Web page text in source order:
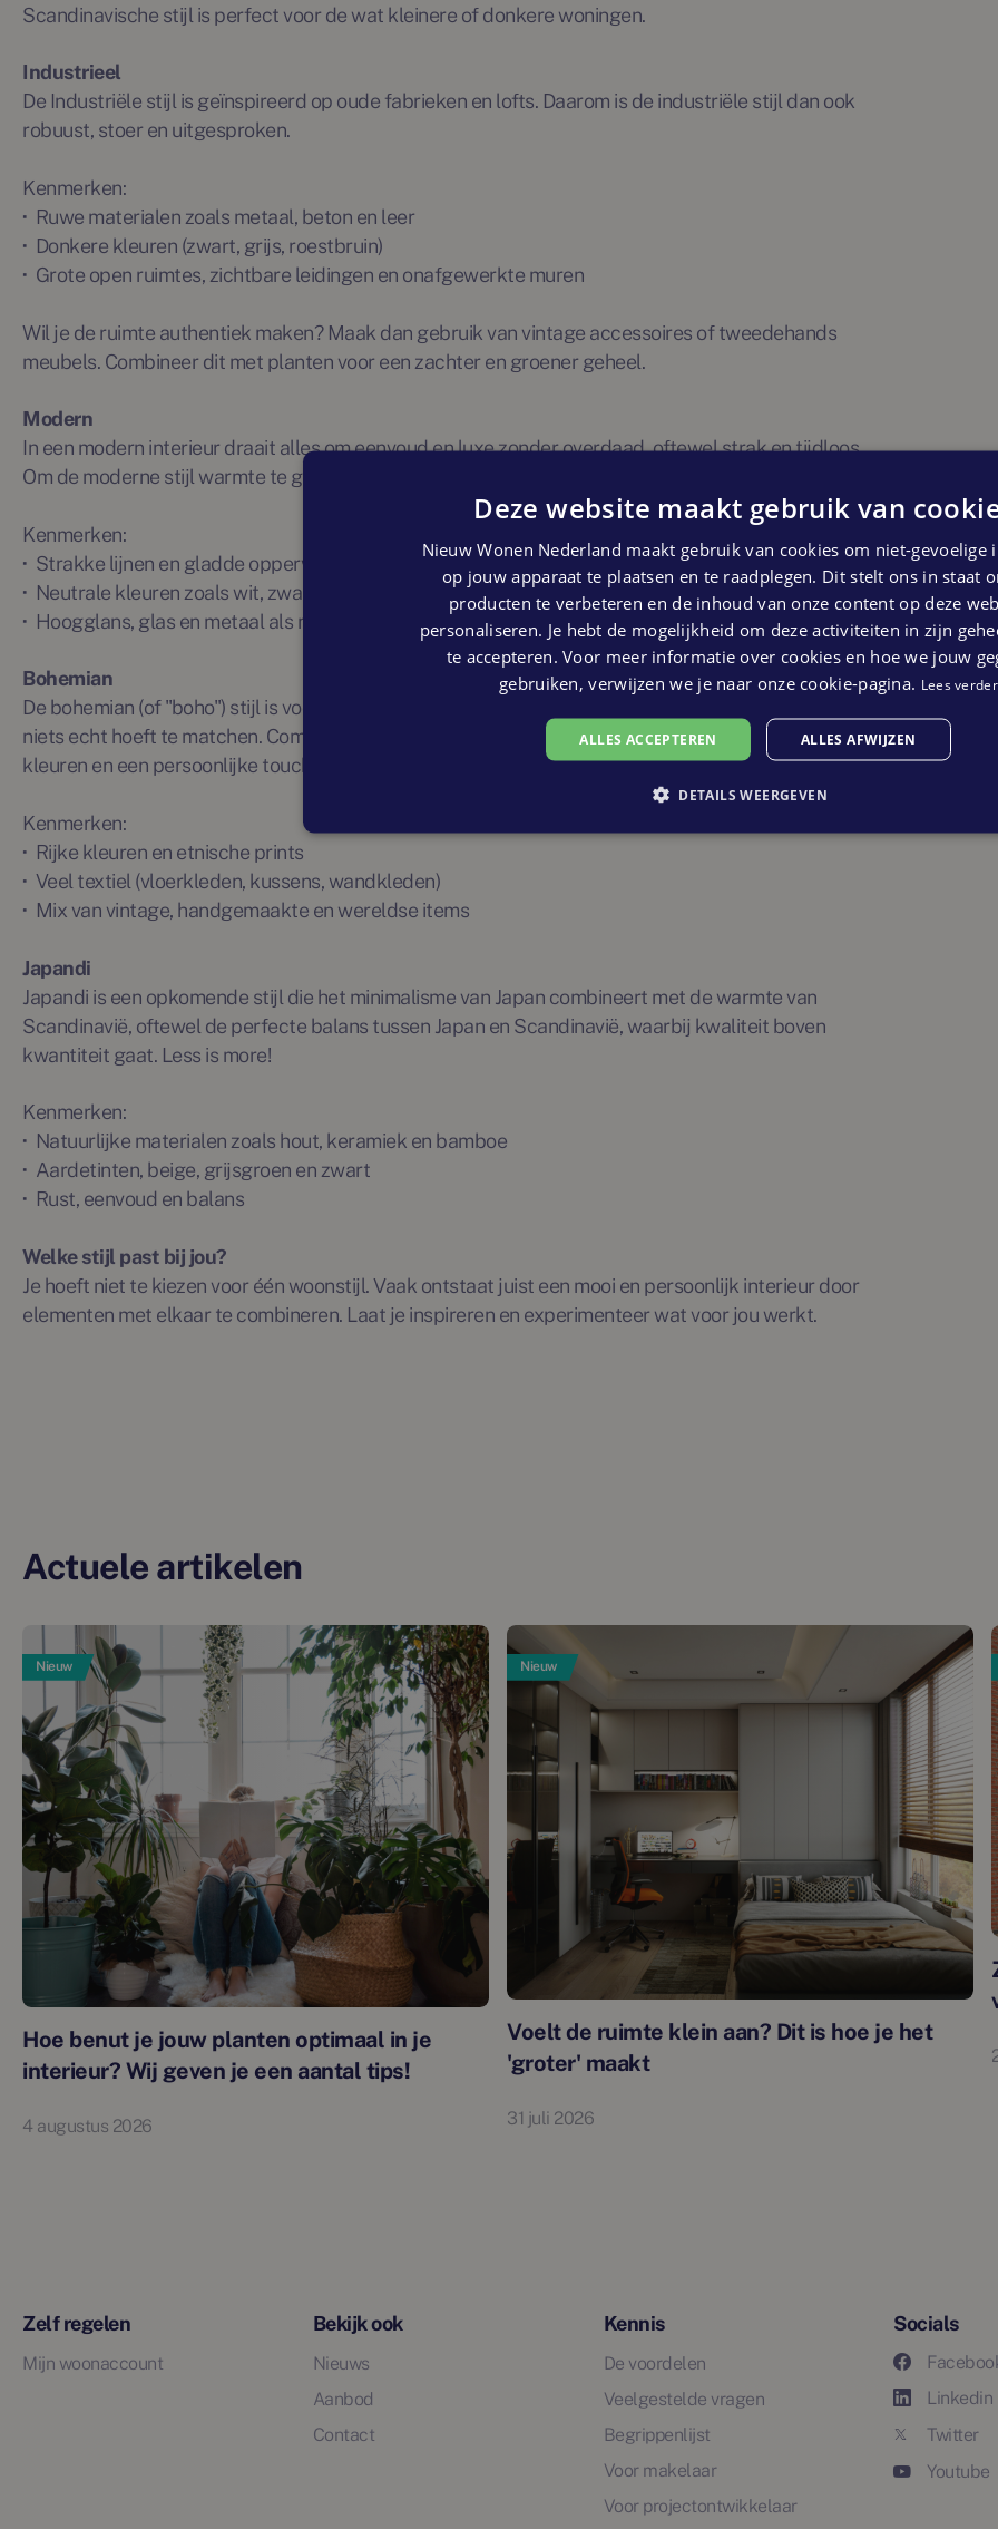
Scandinavische stijl is perfect voor de wat kleinere of donkere woningen.
Industrieel
De Industriële stijl is geïnspireerd op oude fabrieken en lofts. Daarom is de industriële stijl dan ook
robuust, stoer en uitgesproken.
Kenmerken:
· Ruwe materialen zoals metaal, beton en leer
· Donkere kleuren (zwart, grijs, roestbruin)
· Grote open ruimtes, zichtbare leidingen en onafgewerkte muren
Wil je de ruimte authentiek maken? Maak dan gebruik van vintage accessoires of tweedehands
meubels. Combineer dit met planten voor een zachter en groener geheel.
Modern
In een modern interieur draait alles om eenvoud en luxe zonder overdaad, oftewel strak en tijdloos.
Om de moderne stijl warmte te geven kun je heel mooi spelen met licht en textiel details.
Kenmerken:
· Strakke lijnen en gladde oppervlakken
· Neutrale kleuren zoals wit, zwart, taupe
· Hoogglans, glas en metaal als materiaalgebruik
Bohemian
De bohemian (of "boho") stijl is voor wie houdt van een warm, creatief en eclectisch interieur, waarbij
niets echt hoeft te matchen. Combineer er lekker op los! Gebruik oud en nieuw door elkaar, felle
kleuren en een persoonlijke touch.
Kenmerken:
· Rijke kleuren en etnische prints
· Veel textiel (vloerkleden, kussens, wandkleden)
· Mix van vintage, handgemaakte en wereldse items
Japandi
Japandi is een opkomende stijl die het minimalisme van Japan combineert met de warmte van
Scandinavië, oftewel de perfecte balans tussen Japan en Scandinavië, waarbij kwaliteit boven
kwantiteit gaat. Less is more!
Kenmerken:
· Natuurlijke materialen zoals hout, keramiek en bamboe
· Aardetinten, beige, grijsgroen en zwart
· Rust, eenvoud en balans
Welke stijl past bij jou?
Je hoeft niet te kiezen voor één woonstijl. Vaak ontstaat juist een mooi en persoonlijk interieur door
elementen met elkaar te combineren. Laat je inspireren en experimenteer wat voor jou werkt.
Actuele artikelen
Nieuw
Hoe benut je jouw planten optimaal in je
interieur? Wij geven je een aantal tips!
4 augustus 2026
Nieuw
Voelt de ruimte klein aan? Dit is hoe je het
'groter' maakt
31 juli 2026
Zelf regelen
Mijn woonaccount
Bekijk ook
Nieuws
Aanbod
Contact
Kennis
De voordelen
Veelgestelde vragen
Begrippenlijst
Voor makelaar
Voor projectontwikkelaar
Socials
Linkedin
Twitter
Youtube
Deze website maakt gebruik van
Nieuw Wonen Nederland maakt gebruik van cookies om niet-gevoelige
op jouw apparaat te plaatsen en te raadplegen. Dit stelt ons in staat
producten te verbeteren en de inhoud van onze content op deze
personaliseren. Je hebt de mogelijkheid om deze activiteiten in zijn
te accepteren. Voor meer informatie over cookies en hoe we jouw
gebruiken, verwijzen we je naar onze cookie-pagina. Lees verder
ALLES ACCEPTEREN ALLES AFWIJZEN
DETAILS WEERGEVEN